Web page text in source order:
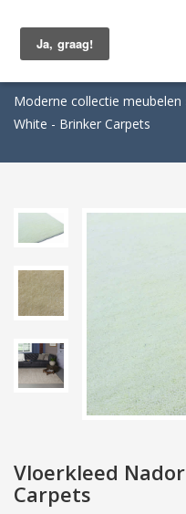
Moderne collectie meubelen
White - Brinker Carpets
Vloerkleed
Carpets